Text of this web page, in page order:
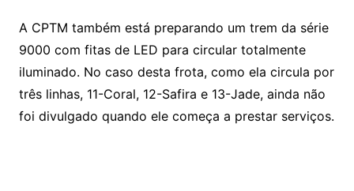
A CPTM também está preparando um trem da série
9000 com fitas de LED para circular totalmente
iluminado. No caso desta frota, como ela circula por
três linhas, 11-Coral, 12-Safira e 13-Jade, ainda não
foi divulgado quando ele começa a prestar serviços.